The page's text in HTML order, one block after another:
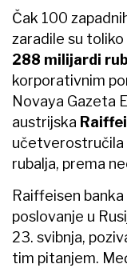
Čak 100
zaradile su
288 milijardi
korporativnim
Novaya Gazeta
austrijska
učetverostručila
rubalja, prema
Raiffeisen
poslovanje u
23. svibnja,
tim pitanjem.